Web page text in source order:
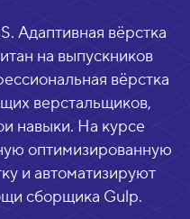
Адаптивная вёрстка
на выпускников
вёрстка
верстальщиков,
навыки. На курсе
оптимизированную
и автоматизируют
сборщика Gulp.